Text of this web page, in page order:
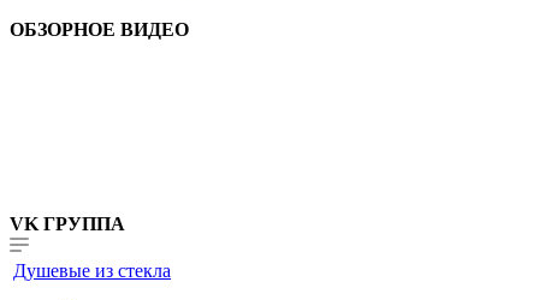
ОБЗОРНОЕ ВИДЕО
VK ГРУППА
Душевые из стекла